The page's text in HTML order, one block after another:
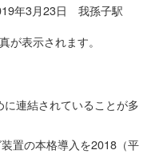
年3月23日 我孫子駅
が表示されます。
連結されていることが多
置の本格導入を2018（平